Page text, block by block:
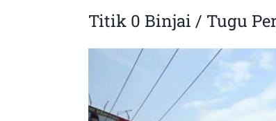
Titik 0 Binjai / Tugu